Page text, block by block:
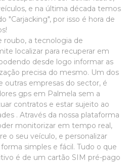
e na última década temos
"Carjacking", por isso é hora de
roubo, a tecnologia de
localizar para recuperar em
desde logo informar as
precisa do mesmo. Um dos
outras empresas do sector, é
gps em Palmela sem a
contratos e estar sujeito ao
. Através da nossa plataforma
monitorizar em tempo real,
o seu veículo, e personalizar
simples e fácil. Tudo o que
é de um cartão SIM pré-pago